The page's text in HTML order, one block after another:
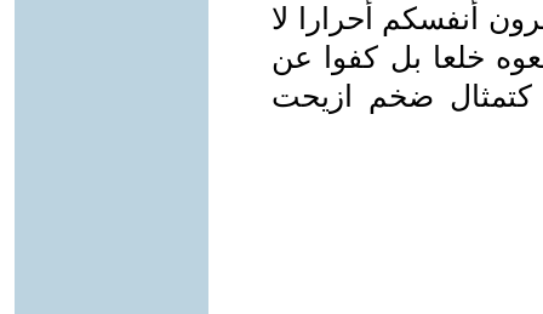
أنفسكم أحرارا لا
خلعا بل كفوا عن
كتمثال ضخم ازيحت